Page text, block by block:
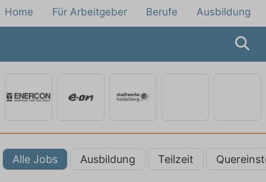
Home Für Arbeitgeber Berufe Ausbildung
Alle Jobs Ausbildung Teilzeit